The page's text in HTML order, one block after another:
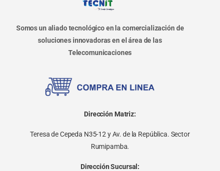
Somos un aliado tecnológico en la comercialización de
soluciones innovadoras en el área de las
Telecomunicaciones
Dirección Matriz:
Teresa de Cepeda N35-12 y Av. de la República. Sector
Rumipamba.
Dirección Sucursal: